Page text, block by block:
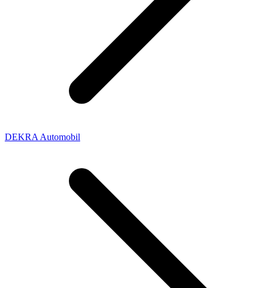
DEKRA Automobil